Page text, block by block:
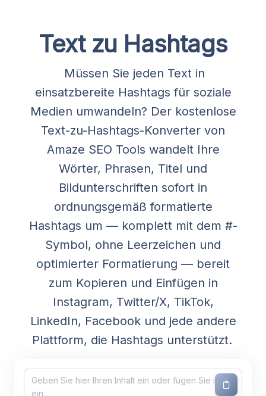
Text zu Hashtags
Müssen Sie jeden Text in
einsatzbereite Hashtags für soziale
Medien umwandeln? Der kostenlose
Text-zu-Hashtags-Konverter von
Amaze SEO Tools wandelt Ihre
Wörter, Phrasen, Titel und
Bildunterschriften sofort in
ordnungsgemäß formatierte
Hashtags um — komplett mit dem #-
Symbol, ohne Leerzeichen und
optimierter Formatierung — bereit
zum Kopieren und Einfügen in
Instagram, Twitter/X, TikTok,
LinkedIn, Facebook und jede andere
Plattform, die Hashtags unterstützt.